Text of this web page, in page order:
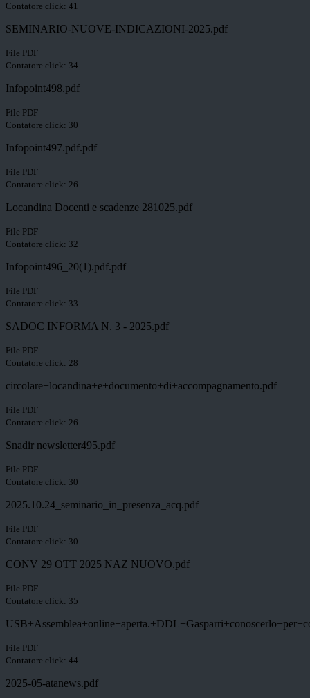
Contatore click: 41
SEMINARIO-NUOVE-INDICAZIONI-2025.pdf
File PDF
Contatore click: 34
Infopoint498.pdf
File PDF
Contatore click: 30
Infopoint497.pdf.pdf
File PDF
Contatore click: 26
Locandina Docenti e scadenze 281025.pdf
File PDF
Contatore click: 32
Infopoint496_20(1).pdf.pdf
File PDF
Contatore click: 33
SADOC INFORMA N. 3 - 2025.pdf
File PDF
Contatore click: 28
circolare+locandina+e+documento+di+accompagnamento.pdf
File PDF
Contatore click: 26
Snadir newsletter495.pdf
File PDF
Contatore click: 30
2025.10.24_seminario_in_presenza_acq.pdf
File PDF
Contatore click: 30
CONV 29 OTT 2025 NAZ NUOVO.pdf
File PDF
Contatore click: 35
File PDF
Contatore click: 44
2025-05-atanews.pdf